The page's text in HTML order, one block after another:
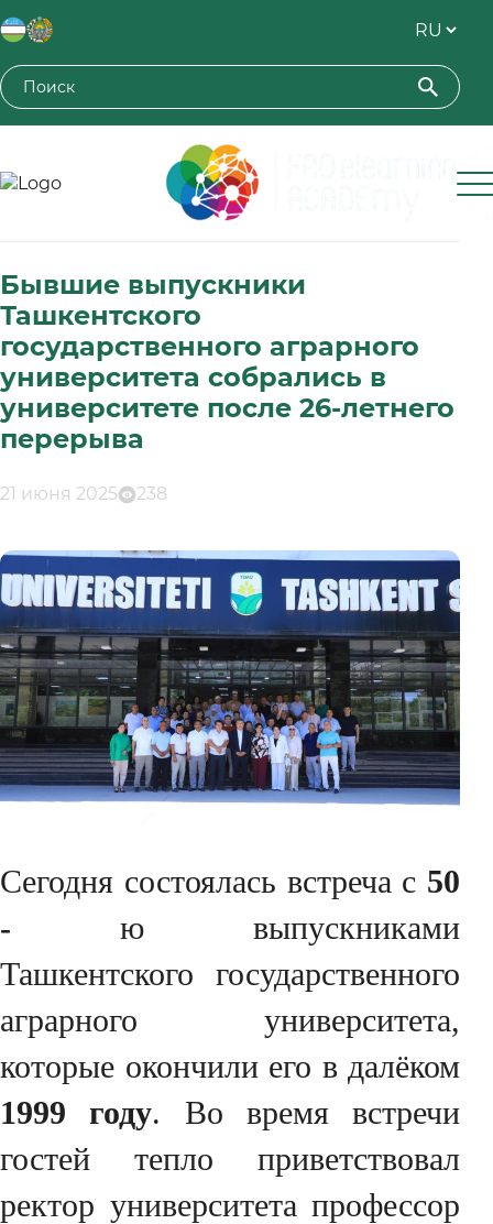
Toshkent davlat agrar universiteti
Бывшие выпускники
Ташкентского
государственного аграрного
университета собрались в
университете после 26-летнего
перерыва
21 июня 2025 238
Сегодня состоялась встреча с 50
- ю выпускниками
Ташкентского государственного
аграрного университета,
которые окончили его в далёком
1999 году. Во время встречи
гостей тепло приветствовал
ректор университета профессор